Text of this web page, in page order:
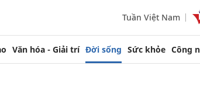
Tuần Việt Nam
Văn hóa - Giải trí Đời sống Sức khỏe Công